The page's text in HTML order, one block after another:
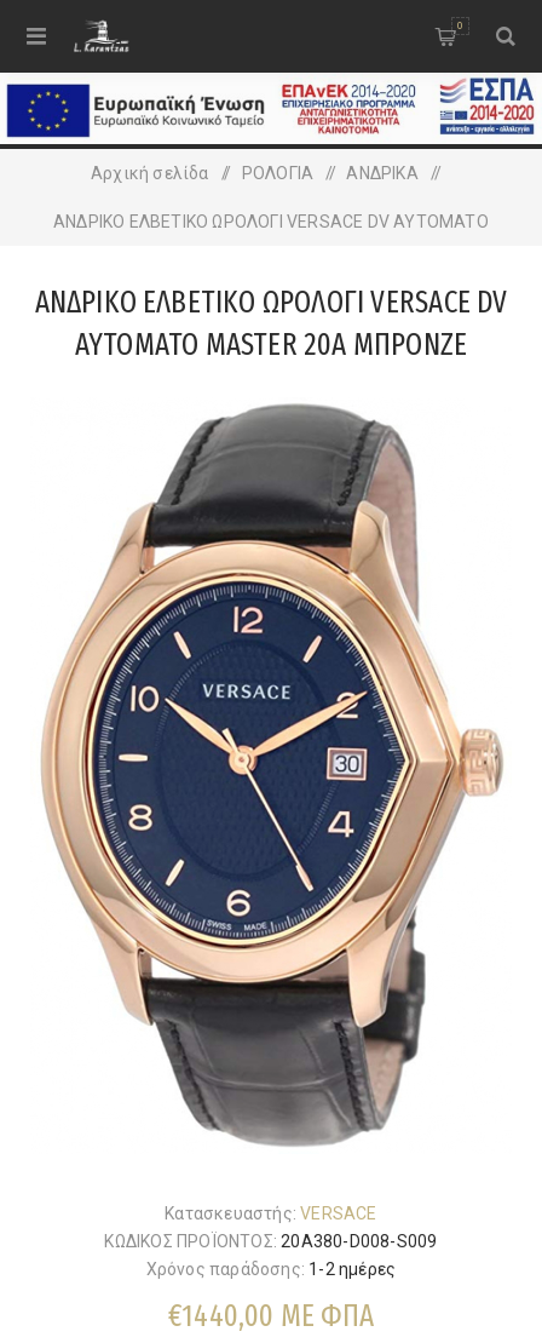
0
Αρχική σελίδα / ΡΟΛΟΓΙΑ / ΑΝΔΡΙΚA /
ΑΝΔΡΙΚΟ ΕΛΒΕΤΙΚΟ ΩΡΟΛΟΓΙ VERSACE DV AYTOMATO
ΑΝΔΡΙΚΟ ΕΛΒΕΤΙΚΟ ΩΡΟΛΟΓΙ VERSACE DV
AYTOMATO MASTER 20A ΜΠΡΟΝΖΕ
Κατασκευαστής: VERSACE
ΚΩΔΙΚΟΣ ΠΡΟΪΟΝΤΟΣ: 20A380-D008-S009
Χρόνος παράδοσης: 1-2 ημέρες
€1440,00 ΜΕ ΦΠΑ